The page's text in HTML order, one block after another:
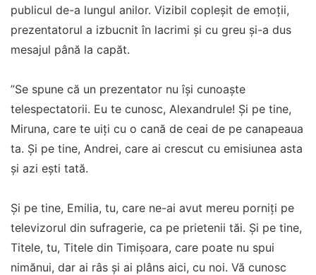
publicul de-a lungul anilor. Vizibil copleșit de emoții,
prezentatorul a izbucnit în lacrimi și cu greu și-a dus
mesajul până la capăt.
”Se spune că un prezentator nu își cunoaște
telespectatorii. Eu te cunosc, Alexandrule! Și pe tine,
Miruna, care te uiți cu o cană de ceai de pe canapeaua
ta. Și pe tine, Andrei, care ai crescut cu emisiunea asta
și azi ești tată.
Și pe tine, Emilia, tu, care ne-ai avut mereu porniți pe
televizorul din sufragerie, ca pe prietenii tăi. Și pe tine,
Titele, tu, Titele din Timișoara, care poate nu spui
nimănui, dar ai râs și ai plâns aici, cu noi. Vă cunosc